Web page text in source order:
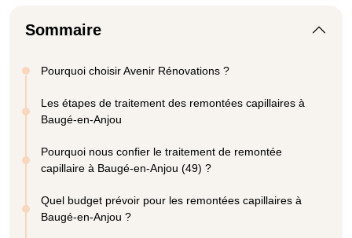
Sommaire
Pourquoi choisir Avenir Rénovations ?
Les étapes de traitement des remontées capillaires à
Baugé-en-Anjou
Pourquoi nous confier le traitement de remontée
capillaire à Baugé-en-Anjou (49) ?
Quel budget prévoir pour les remontées capillaires à
Baugé-en-Anjou ?